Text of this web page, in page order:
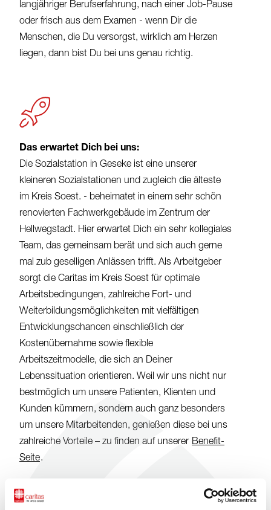
langjähriger Berufserfahrung, nach einer Job-Pause
oder frisch aus dem Examen - wenn Dir die
Menschen, die Du versorgst, wirklich am Herzen
liegen, dann bist Du bei uns genau richtig.
Das erwartet Dich bei uns:
Die Sozialstation in Geseke ist eine unserer
kleineren Sozialstationen und zugleich die älteste
im Kreis Soest. - beheimatet in einem sehr schön
renovierten Fachwerkgebäude im Zentrum der
Hellwegstadt. Hier erwartet Dich ein sehr kollegiales
Team, das gemeinsam berät und sich auch gerne
mal zub geselligen Anlässen trifft. Als Arbeitgeber
sorgt die Caritas im Kreis Soest für optimale
Arbeitsbedingungen, zahlreiche Fort- und
Weiterbildungsmöglichkeiten mit vielfältigen
Entwicklungschancen einschließlich der
Kostenübernahme sowie flexible
Arbeitszeitmodelle, die sich an Deiner
Lebenssituation orientieren. Weil wir uns nicht nur
bestmöglich um unsere Patienten, Klienten und
Kunden kümmern, sondern auch ganz besonders
um unsere Mitarbeitenden, genießen diese bei uns
zahlreiche Vorteile – zu finden auf unserer Benefit-
Seite.